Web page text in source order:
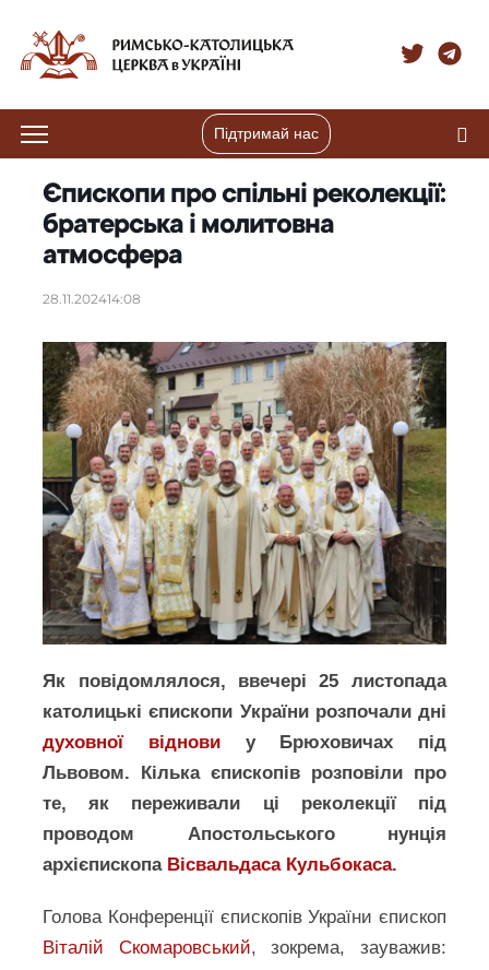
Підтримай нас
Єпископи про спільні реколекції:
братерська і молитовна
атмосфера
28.11.202414:08
Як повідомлялося, ввечері 25 листопада
католицькі єпископи України розпочали дні
духовної віднови у Брюховичах під
Львовом. Кілька єпископів розповіли про
те, як переживали ці реколекції під
проводом Апостольського нунція
архієпископа Вісвальдаса Кульбокаса.
Голова Конференції єпископів України єпископ
Віталій Скомаровський, зокрема, зауважив: